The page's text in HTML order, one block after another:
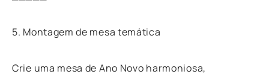
5. Montagem de mesa temática
Crie uma mesa de Ano Novo harmoniosa,